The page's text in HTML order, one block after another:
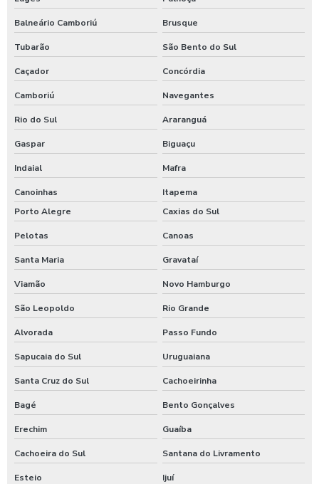
Balneário Camboriú Brusque
Tubarão São Bento do Sul
Caçador Concórdia
Camboriú Navegantes
Rio do Sul Araranguá
Gaspar Biguaçu
Indaial Mafra
Canoinhas
Itapema
Porto Alegre
Caxias do Sul
Pelotas Canoas
Santa Maria Gravataí
Viamão Novo Hamburgo
São Leopoldo Rio Grande
Alvorada Passo Fundo
Sapucaia do Sul Uruguaiana
Santa Cruz do Sul Cachoeirinha
Bagé Bento Gonçalves
Erechim Guaíba
Cachoeira do Sul Santana do Livramento
Esteio Ijuí